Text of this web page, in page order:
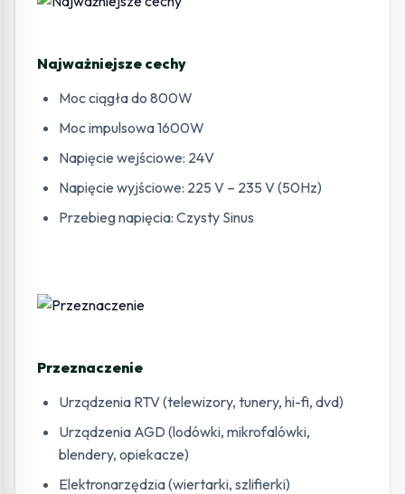
Najważniejsze cechy
Moc ciągła do 800W
Moc impulsowa 1600W
Napięcie wejściowe: 24V
Napięcie wyjściowe: 225 V – 235 V (50Hz)
Przebieg napięcia: Czysty Sinus
Przeznaczenie
Urządzenia RTV (telewizory, tunery, hi-fi, dvd)
Urządzenia AGD (lodówki, mikrofalówki,
blendery, opiekacze)
Elektronarzędzia (wiertarki, szlifierki)